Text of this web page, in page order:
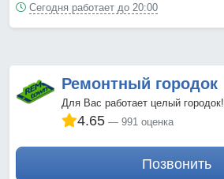
Сегодня работает до 20:00
Ремонтный городок
Для Вас работает целый городок!
4.65 991 оценка
Позвонить